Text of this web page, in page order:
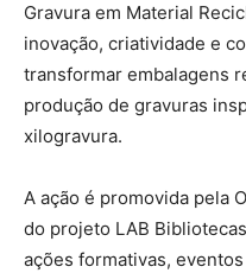
Gravura em Material
inovação, criatividade e
transformar embalagens
produção de gravuras
xilogravura.
A ação é promovida pela
do projeto LAB
ações formativas,